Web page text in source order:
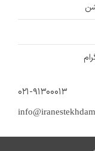
۰۲۱-۹۱۳۰۰۰۱۳